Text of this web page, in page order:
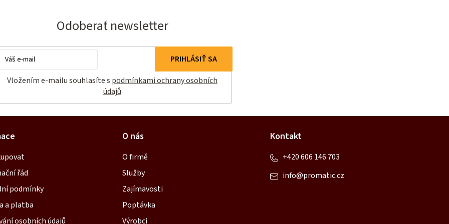
Odoberať newsletter
Email
Vložením e-mailu souhlasíte s podmínkami ochrany osobních
údajů
PRIHLÁSIŤ SA
řád
podmínky
a platba
osobních údajů
O nás
O firmě
Služby
Zajímavosti
Poptávka
Výrobci
Kontakt
info@promatic.cz
+420 606 146 703